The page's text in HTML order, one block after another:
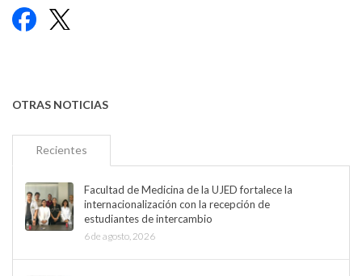
Facebook
OTRAS NOTICIAS
Recientes
Facultad de Medicina de la UJED fortalece la
internacionalización con la recepción de
estudiantes de intercambio
6 de agosto, 2026